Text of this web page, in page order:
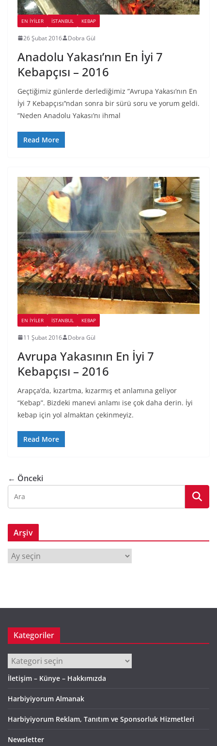
EN İYILER İSTANBUL KEBAP
26 Şubat 2016 Dobra Gül
Anadolu Yakası’nın En İyi 7
Kebapçısı – 2016
Geçtiğimiz günlerde derlediğimiz ”Avrupa Yakası’nın En
İyi 7 Kebapçısı’‘ndan sonra bir sürü soru ve yorum geldi.
”Neden Anadolu Yakası’nı ihmal
Read More
EN İYILER İSTANBUL KEBAP
11 Şubat 2016 Dobra Gül
Avrupa Yakasının En İyi 7
Kebapçısı – 2016
Arapça’da, kızartma, kızarmış et anlamına geliyor
“Kebap”. Bizdeki manevi anlamı ise çok daha derin. İyi
kebap için yol almaktan çekinmeyiz.
Read More
← Önceki
Arşiv
r
Kategoriler
Kategoriler
İletişim – Künye – Hakkımızda
Harbiyiyorum Almanak
Harbiyiyorum Reklam, Tanıtım ve Sponsorluk Hizmetleri
Newsletter